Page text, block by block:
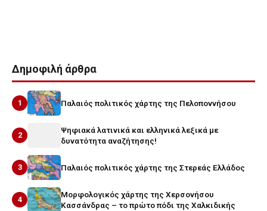
Δημοφιλή άρθρα
1 Παλαιός πολιτικός χάρτης της Πελοποννήσου
2
Ψηφιακά λατινικά και ελληνικά λεξικά με
δυνατότητα αναζήτησης!
3 Παλαιός πολιτικός χάρτης της Στερεάς Ελλάδος
4
Μορφολογικός χάρτης της Χερσονήσου
Κασσάνδρας – το πρώτο πόδι της Χαλκιδικής